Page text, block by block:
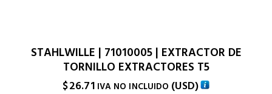
STAHLWILLE | 71010005 | EXTRACTOR DE
TORNILLO EXTRACTORES T5
$26.71 IVA NO INCLUIDO (USD)